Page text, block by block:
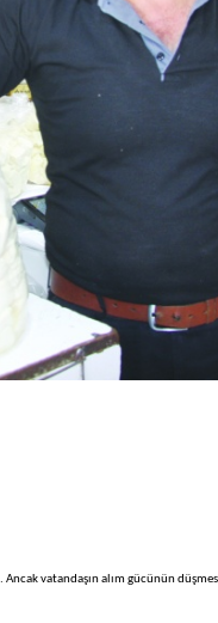
vatandaşın alım gücünün
uyku hastalığının